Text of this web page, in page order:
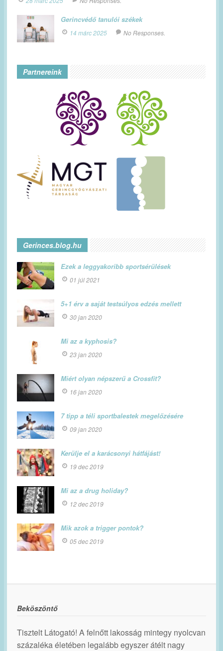
Gerincvédő tanulói székek
14 márc 2025 No Responses.
Partnereink
Gerinces.blog.hu
Ezek a leggyakoribb sportsérülések
01 júl 2021
5+1 érv a saját testsúlyos edzés mellett
30 jan 2020
Mi az a kyphosis?
23 jan 2020
Miért olyan népszerű a Crossfit?
16 jan 2020
7 tipp a téli sportbalestek megelőzésére
09 jan 2020
Kerülje el a karácsonyi hátfájást!
19 dec 2019
Mi az a drug holiday?
12 dec 2019
Mik azok a trigger pontok?
05 dec 2019
Beköszöntő
Tisztelt Látogató! A felnőtt lakosság mintegy nyolcvan
százaléka életében legalább egyszer átélt nagy